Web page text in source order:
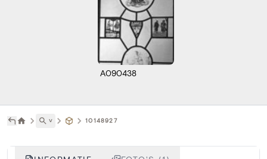
A090438
˅ 10148927